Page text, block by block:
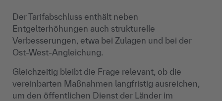
Der Tarifabschluss enthält neben
Entgelterhöhungen auch strukturelle
Verbesserungen, etwa bei Zulagen und bei der
Ost-West-Angleichung.
Gleichzeitig bleibt die Frage relevant, ob die
vereinbarten Maßnahmen langfristig ausreichen,
um den öffentlichen Dienst der Länder im